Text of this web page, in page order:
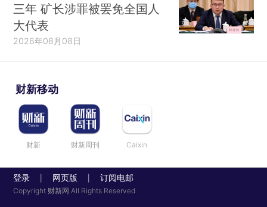
三年 矿长涉罪被罢免全国人
大代表
2026年08月08日
财新移动
财新 财新周刊 Caixin
登录 网页版 订阅电邮
Copyright 财新网 All Rights Reserved